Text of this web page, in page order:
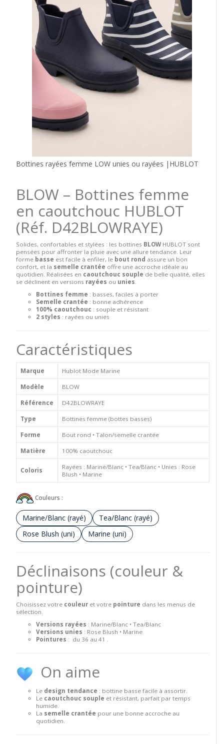
que:
Bottines rayées femme LOW unies ou rayées |HUBLOT
BLOW – Bottines femme
en caoutchouc HUBLOT
(Réf. D42BLOWRAYE)
Solides, confortables et stylées : les bottines BLOW HUBLOT sont
pensées pour affronter la pluie avec une allure tendance. Leur
forme basse est facile à enfiler, le bout rond assure un bon
confort, et la semelle crantée offre une accroche idéale au
quotidien. Réalisées en caoutchouc souple de belle qualité, elles
se déclinent en versions rayées ou unies.
Bottines femme : basses, faciles à porter
Semelle crantée : bonne adhérence
100% caoutchouc : souple et résistant
2 styles : rayées ou unies
Caractéristiques
Marque Hublot Mode Marine
Modèle BLOW
Référence D42BLOWRAYE
Type Bottines femme (bottes basses)
Forme Bout rond • Talon/semelle crantée
Matière 100% caoutchouc
Coloris
Rayées : Marine/Blanc • Tea/Blanc • Unies : Rose
Blush • Marine
Couleurs :
Marine/Blanc (rayé)
Tea/Blanc (rayé)
Rose Blush (uni)
Marine (uni)
Déclinaisons (couleur &
pointure)
Choisissez votre couleur et votre pointure dans les menus de
sélection.
Versions rayées : Marine/Blanc • Tea/Blanc
Versions unies : Rose Blush • Marine
Pointures : du 36 au 41 .
On aime
Le design tendance : bottine basse facile à assortir.
Le caoutchouc souple et résistant, parfait par temps
humide.
La semelle crantée pour une bonne accroche au
quotidien.